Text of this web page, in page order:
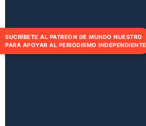
SUCRÍBETE AL PATREON DE MUNDO NUESTRO
PARA APOYAR AL PERIODISMO INDEPENDIENTE